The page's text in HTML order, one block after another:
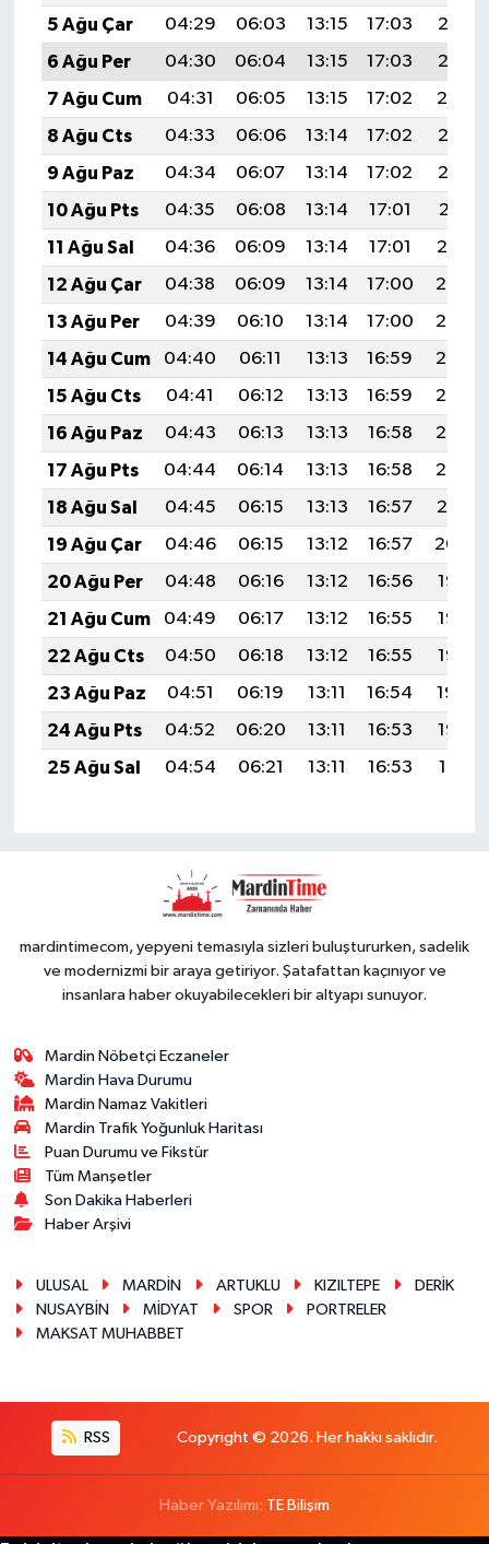
5 Ağu Çar
04:29 06:03 13:15 17:03
20:16
6 Ağu Per
04:30 06:04 13:15 17:03
20:15
7 Ağu Cum
04:31 06:05 13:15 17:02
20:14
8 Ağu Cts
04:33 06:06 13:14 17:02
20:13
9 Ağu Paz
04:34 06:07 13:14 17:02
20:12
10 Ağu Pts
04:35 06:08 13:14 17:01
20:11
11 Ağu Sal
04:36 06:09 13:14 17:01
20:10
12 Ağu Çar
04:38 06:09 13:14 17:00
20:08
13 Ağu Per
04:39 06:10 13:14 17:00
20:07
14 Ağu Cum
04:40 06:11 13:13 16:59
20:06
15 Ağu Cts
04:41 06:12 13:13 16:59
20:05
16 Ağu Paz
04:43 06:13 13:13 16:58
20:03
17 Ağu Pts
04:44 06:14 13:13 16:58
20:02
18 Ağu Sal
04:45 06:15 13:13 16:57
20:01
19 Ağu Çar
04:46 06:15 13:12 16:57
20:00
20 Ağu Per
04:48 06:16 13:12 16:56
19:58
21 Ağu Cum
04:49 06:17 13:12 16:55
19:57
22 Ağu Cts
04:50 06:18 13:12 16:55
19:56
23 Ağu Paz
04:51 06:19 13:11 16:54
19:54
24 Ağu Pts
04:52 06:20 13:11 16:53
19:53
25 Ağu Sal
04:54 06:21 13:11 16:53 19:51
mardintimecom, yepyeni temasıyla sizleri buluştururken, sadelik
ve modernizmi bir araya getiriyor. Şatafattan kaçınıyor ve
insanlara haber okuyabilecekleri bir altyapı sunuyor.
Mardin Nöbetçi Eczaneler
Mardin Hava Durumu
Mardin Namaz Vakitleri
Mardin Trafik Yoğunluk Haritası
Puan Durumu ve Fikstür
Tüm Manşetler
Son Dakika Haberleri
Haber Arşivi
ULUSAL MARDİN ARTUKLU KIZILTEPE
DERİK
NUSAYBİN
MİDYAT SPOR
PORTRELER
MAKSAT MUHABBET
RSS Copyright © 2026. Her hakkı saklıdır.
Haber Yazılımı: TE Bilişim